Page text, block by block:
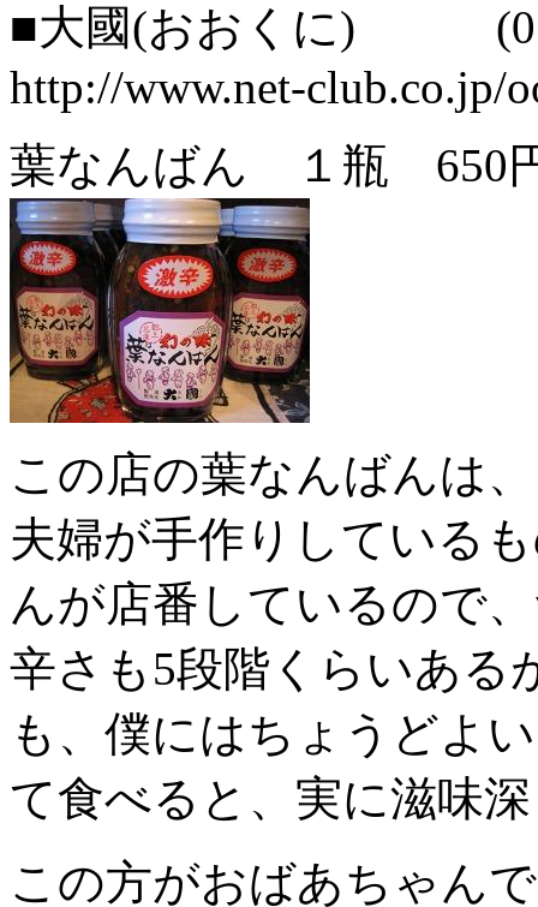
■大國(おおくに)
http://www.net-club.co.jp/
葉なんばん １瓶 650
この店の葉なんばんは
夫婦が手作りしている
んが店番しているので
辛さも5段階くらいある
も、僕にはちょうどよ
て食べると、実に滋味
この方がおばあちゃん